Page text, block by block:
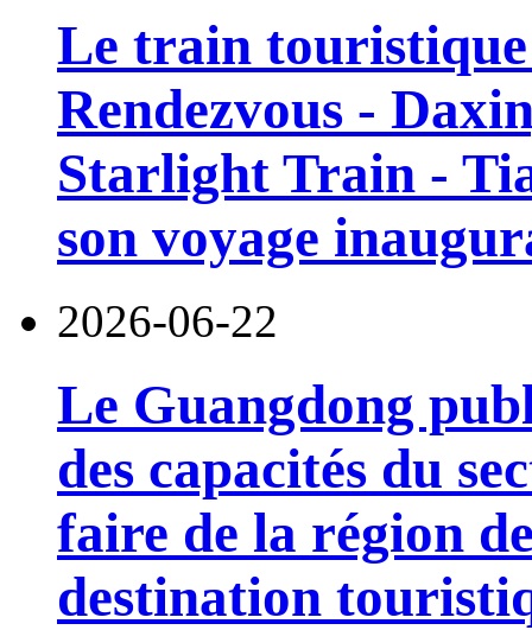
Le train
Rendezvous -
Starlight Train -
son voyage
2026-06-22
Le Guangdong
des capacités du
faire de la région
destination